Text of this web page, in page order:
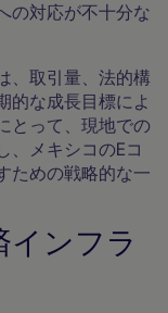
の対応が不十分な
、取引量、法的構
的な成長目標によ
とって、現地での
、メキシコのEコ
ための戦略的な一
ンフラ